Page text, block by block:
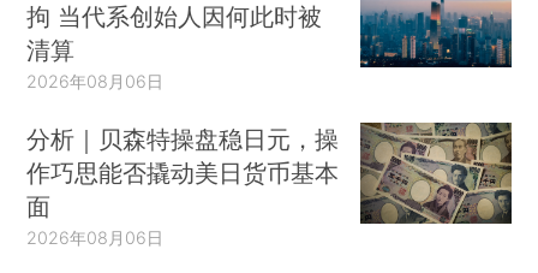
拘 当代系创始人因何此时被
清算
2026年08月06日
分析｜贝森特操盘稳日元，操
作巧思能否撬动美日货币基本
面
2026年08月06日